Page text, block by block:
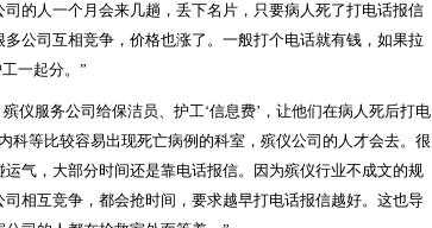
的人一个月会来几趟，丢下名片，只要病人死了打电话报信
公司互相竞争，价格也涨了。一般打个电话就有钱，如果拉
一起分。”
服务公司给保洁员、护工‘信息费’，让他们在病人死后打电
科等比较容易出现死亡病例的科室，殡仪公司的人才会去。很
气，大部分时间还是靠电话报信。因为殡仪行业不成文的规
相互竞争，都会抢时间，要求越早打电话报信越好。这也导